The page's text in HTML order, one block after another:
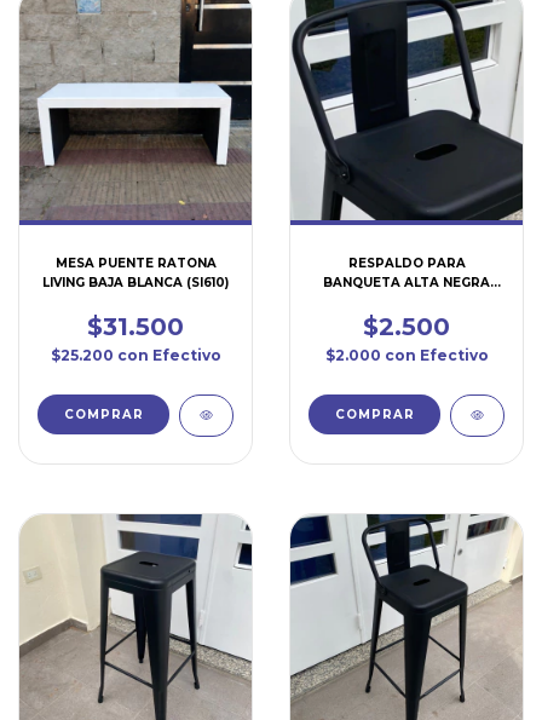
MESA PUENTE RATONA
LIVING BAJA BLANCA (SI610)
$31.500
$25.200 con Efectivo
RESPALDO PARA
BANQUETA ALTA NEGRA
$2.500
$2.000 con Efectivo